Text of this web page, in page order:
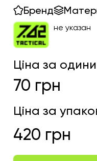
Бренд
не указан
Ціна за
70 грн
Ціна за
420 грн